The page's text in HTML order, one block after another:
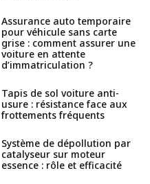
Assurance auto temporaire
pour véhicule sans carte
grise : comment assurer une
voiture en attente
d’immatriculation ?
Tapis de sol voiture anti-
usure : résistance face aux
frottements fréquents
Système de dépollution par
catalyseur sur moteur
essence : rôle et efficacité